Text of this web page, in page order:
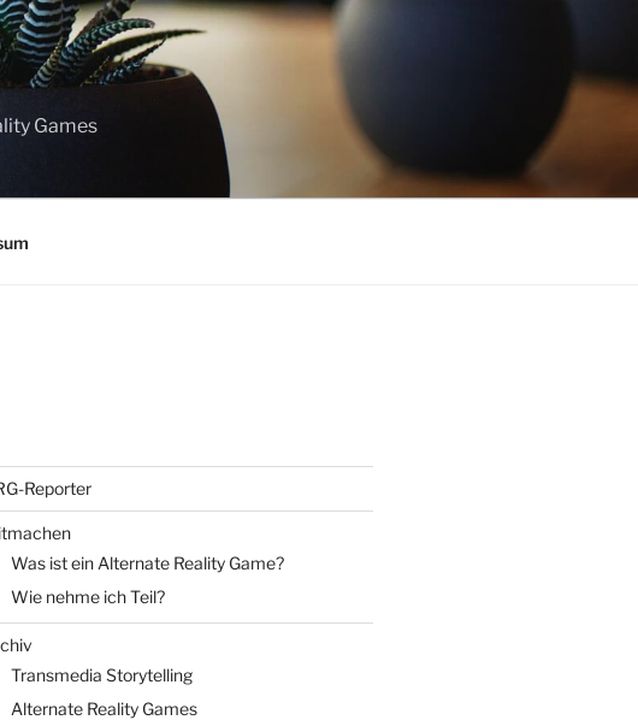
Games
Reporter
Was ist ein Alternate Reality Game?
Wie nehme ich Teil?
Transmedia Storytelling
Alternate Reality Games